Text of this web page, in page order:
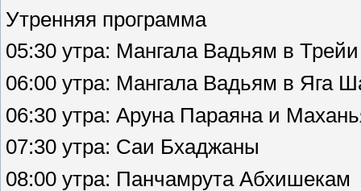
Утренняя программа
05:30 утра: Мангала Вадьям в
06:00 утра: Мангала Вадьям в Яга
06:30 утра: Аруна Параяна и
07:30 утра: Саи Бхаджаны
08:00 утра: Панчамрута Абхишекам